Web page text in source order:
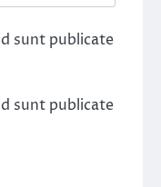
sunt publicate
sunt publicate